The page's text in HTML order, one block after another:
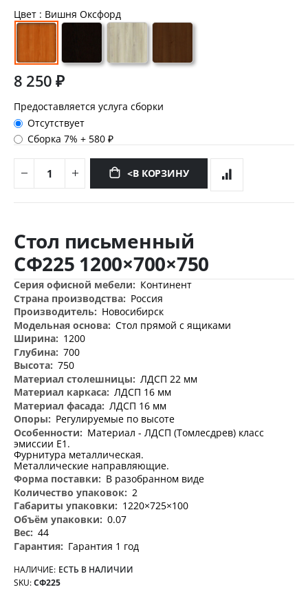
Цвет : Вишня Оксфорд
8 250 ₽
Предоставляется услуга сборки
Отсутствует
Сборка 7%+ 580 ₽
<В КОРЗИНУ
началу
изображений
Стол письменный
СФ225 1200×700×750
Дополнительная
информация
Континент
Россия
Новосибирск
Стол прямой с ящиками
1200
700
750
ЛДСП 22 мм
ЛДСП 16 мм
ЛДСП 16 мм
Регулируемые по высоте
Материал - ЛДСП (Томлесдрев) класс
эмиссии Е1.
Фурнитура металлическая.
Металлические направляющие.
В разобранном виде
2
1220×725×100
0.07
44
Гарантия 1 год
НАЛИЧИЕ: ЕСТЬ В НАЛИЧИИ
SKU СФ225